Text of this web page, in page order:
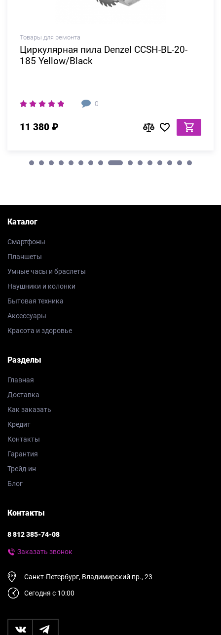
Товары для ремонта
Циркулярная пила Denzel CCSH-BL-20-
185 Yellow/Black
0
11 380 ₽
Каталог
Смартфоны
Планшеты
Умные часы и браслеты
Наушники и колонки
Бытовая техника
Аксессуары
Красота и здоровье
Разделы
Главная
Доставка
Как заказать
Кредит
Контакты
Гарантия
Трейд-ин
Блог
Контакты
8 812 385-74-08
Заказать звонок
Санкт-Петербург, Владимирский пр., 23
Сегодня с 10:00